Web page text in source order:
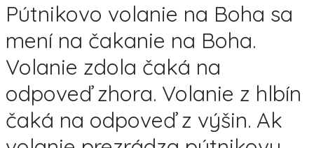
Pútnikovo volanie na Boha sa
mení na čakanie na Boha.
Volanie zdola čaká na
odpoveď zhora. Volanie z hlbín
čaká na odpoveď z výšin. Ak